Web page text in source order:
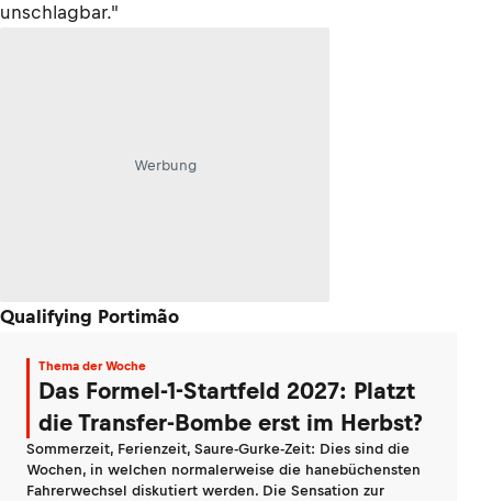
unschlagbar."
Werbung
Qualifying Portimão
Thema der Woche
Das Formel-1-Startfeld 2027: Platzt
die Transfer-Bombe erst im Herbst?
Sommerzeit, Ferienzeit, Saure-Gurke-Zeit: Dies sind die
Wochen, in welchen normalerweise die hanebüchensten
Fahrerwechsel diskutiert werden. Die Sensation zur